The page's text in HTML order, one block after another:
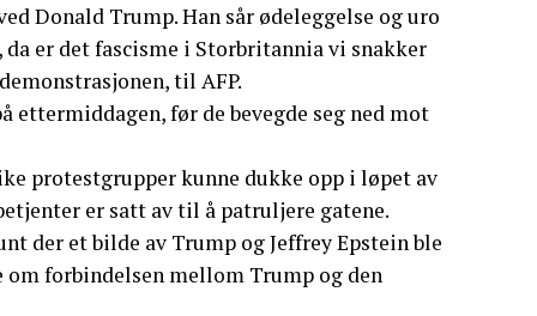
Donald Trump. Han sår ødeleggelse og uro
er det fascisme i Storbritannia vi snakker
til AFP.
før de bevegde seg ned mot
protestgrupper kunne dukke opp i løpet av
er satt av til å patruljere gatene.
der et bilde av Trump og Jeffrey Epstein ble
forbindelsen mellom Trump og den